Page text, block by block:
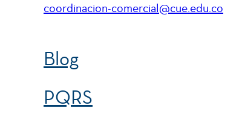
coordinacion-comercial@cue.edu.co
Blog
PQRS